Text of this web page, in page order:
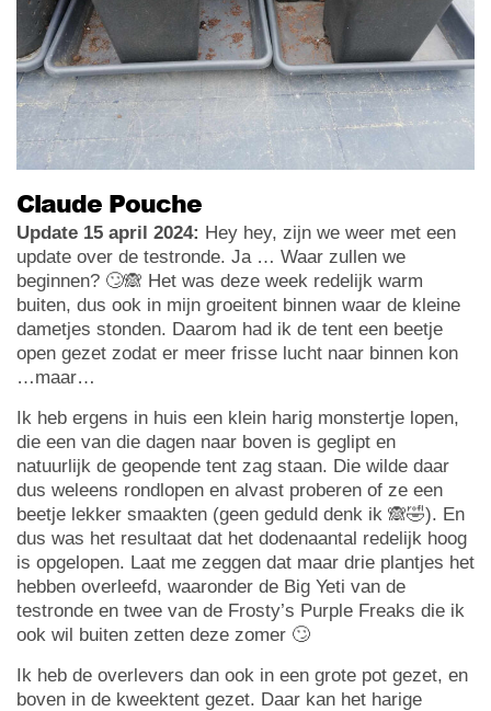
Claude Pouche
Update 15 april 2024: Hey hey, zijn we weer met een
update over de testronde. Ja … Waar zullen we
beginnen? 🙄🙈 Het was deze week redelijk warm
buiten, dus ook in mijn groeitent binnen waar de kleine
dametjes stonden. Daarom had ik de tent een beetje
open gezet zodat er meer frisse lucht naar binnen kon
…maar…
Ik heb ergens in huis een klein harig monstertje lopen,
die een van die dagen naar boven is geglipt en
natuurlijk de geopende tent zag staan. Die wilde daar
dus weleens rondlopen en alvast proberen of ze een
beetje lekker smaakten (geen geduld denk ik 🙈🤣). En
dus was het resultaat dat het dodenaantal redelijk hoog
is opgelopen. Laat me zeggen dat maar drie plantjes het
hebben overleefd, waaronder de Big Yeti van de
testronde en twee van de Frosty’s Purple Freaks die ik
ook wil buiten zetten deze zomer 🙄
Ik heb de overlevers dan ook in een grote pot gezet, en
boven in de kweektent gezet. Daar kan het harige